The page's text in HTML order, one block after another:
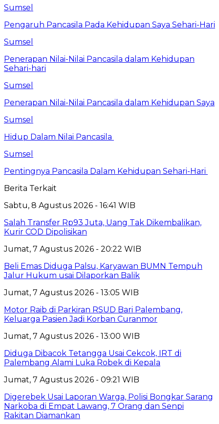
Sumsel
Pengaruh Pancasila Pada Kehidupan Saya Sehari-Hari
Sumsel
Penerapan Nilai-Nilai Pancasila dalam Kehidupan
Sehari-hari
Sumsel
Penerapan Nilai-Nilai Pancasila dalam Kehidupan Saya
Sumsel
Hidup Dalam Nilai Pancasila
Sumsel
Pentingnya Pancasila Dalam Kehidupan Sehari-Hari
Berita Terkait
Sabtu, 8 Agustus 2026 - 16:41 WIB
Salah Transfer Rp93 Juta, Uang Tak Dikembalikan,
Kurir COD Dipolisikan
Jumat, 7 Agustus 2026 - 20:22 WIB
Beli Emas Diduga Palsu, Karyawan BUMN Tempuh
Jalur Hukum usai Dilaporkan Balik
Jumat, 7 Agustus 2026 - 13:05 WIB
Motor Raib di Parkiran RSUD Bari Palembang,
Keluarga Pasien Jadi Korban Curanmor
Jumat, 7 Agustus 2026 - 13:00 WIB
Diduga Dibacok Tetangga Usai Cekcok, IRT di
Palembang Alami Luka Robek di Kepala
Jumat, 7 Agustus 2026 - 09:21 WIB
Digerebek Usai Laporan Warga, Polisi Bongkar Sarang
Narkoba di Empat Lawang, 7 Orang dan Senpi
Rakitan Diamankan